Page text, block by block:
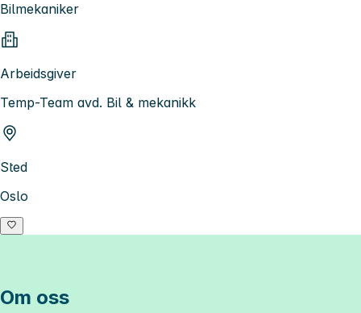
Bilmekaniker
Arbeidsgiver
Temp-Team avd. Bil & mekanikk
Sted
Oslo
Om oss